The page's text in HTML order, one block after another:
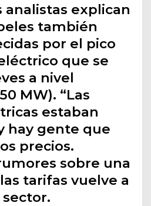
analistas explican
también
por el pico
que se
a nivel
MW). “Las
estaban
hay gente que
precios.
sobre una
tarifas vuelve a